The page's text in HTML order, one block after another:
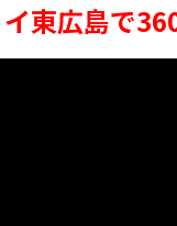
東広島で